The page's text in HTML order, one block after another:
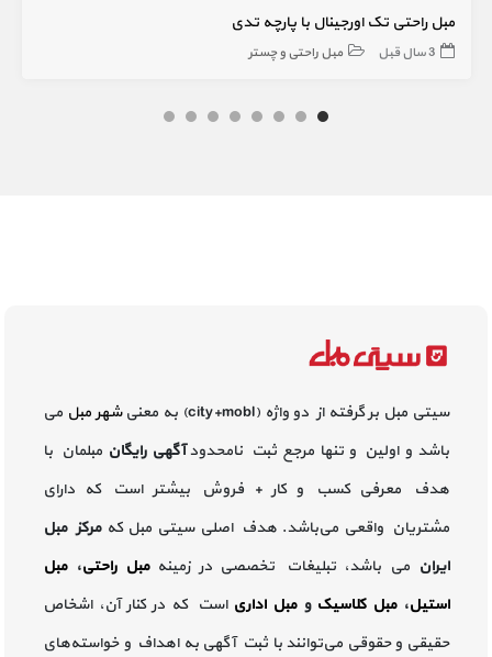
مبل راحتی تک اورجینال با پارچه تدی
3 سال قبل مبل راحتی و چستر
سیتی مبل بر گرفته از دو واژه (city+mobl) به معنی شهر مبل می
باشد و اولین و تنها مرجع ثبت نامحدودآگهی رایگان مبلمان با
هدف معرفی کسب و کار + فروش بیشتر است که دارای
مشتریان واقعی می‌باشد. هدف اصلی سیتی مبل کهمرکز مبل
ایران می باشد، تبلیغات تخصصی در زمینه مبل راحتی،مبل
استیل،مبل کلاسیک ومبل اداری است که در کنار آن، اشخاص
حقیقی و حقوقی می‌توانند با ثبت آگهی به اهداف و خواسته‌های